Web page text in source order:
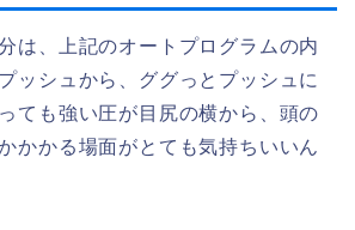
は、上記のオートプログラムの内
ッシュから、ググっとプッシュに
ても強い圧が目尻の横から、頭の
かかる場面がとても気持ちいいん